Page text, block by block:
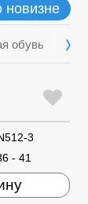
новизне
обувь
3
- 41